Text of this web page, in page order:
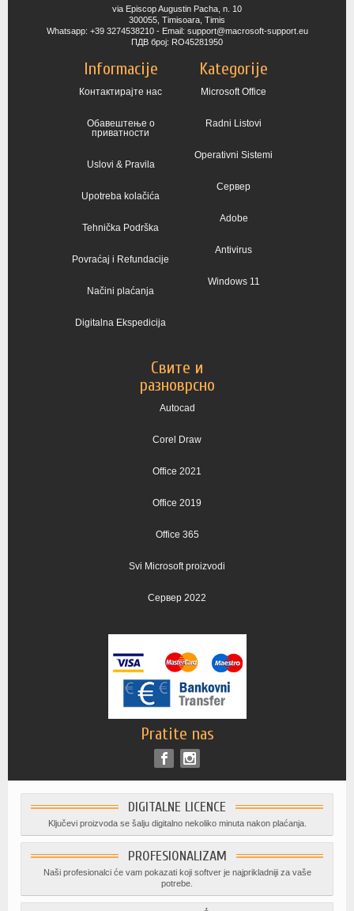
via Episcop Augustin Pacha, n. 10
300055, Timisoara, Timis
Whatsapp: +39 3274538210 - Email: support@macrosoft-support.eu
ПДВ број: RO45281950
Informacije
Контактирајте нас
Обавештење о
приватности
Uslovi & Pravila
Upotreba kolačića
Tehnička Podrška
Povraćaj i Refundacije
Načini plaćanja
Digitalna Ekspedicija
Kategorije
Microsoft Office
Radni Listovi
Operativni Sistemi
Сервер
Adobe
Antivirus
Windows 11
Свите и
разноврсно
Autocad
Corel Draw
Office 2021
Office 2019
Office 365
Svi Microsoft proizvodi
Сервер 2022
Pratite nas
DIGITALNE LICENCE
Ključevi proizvoda se šalju digitalno nekoliko minuta nakon plaćanja.
PROFESIONALIZAM
Naši profesionalci će vam pokazati koji softver je najprikladniji za vaše
potrebe.